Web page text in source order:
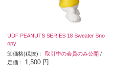
UDF PEANUTS SERIES 18 Sweater Sno
opy
卸価格(税抜)： 取引中の会員のみ公開 /
定価： 1,500 円